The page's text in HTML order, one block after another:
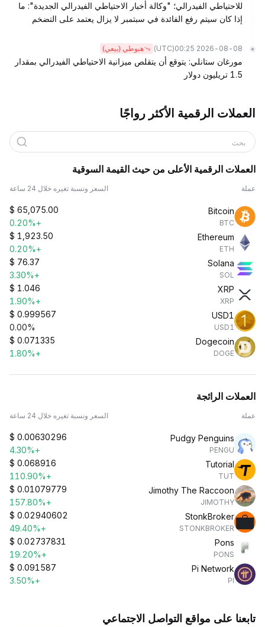
للاحتياطي الفيدرالي؛ "وكالة أخبار الاحتياطي الفيدرالي الجديدة": ما
إذا كان سيتم رفع الفائدة في سبتمبر لا يزال يعتمد على التضخم
2026-08-08 00:25
(UTC) هبوطي (بيعي)
مورغان ستانلي: يتوقع أن يتقلص ميزانية الاحتياطي الفيدرالي بمقدار
1.5 تريليون دولار
العملات الرقمية الأكثر رواجًا
بحث
العملات الرقمية الأعلى من حيث القيمة السوقية
عملة السعر ونسبة تغيره خلال 24 ساعة
Bitcoin
BTC
$ 65,075.00
+0.20%
Ethereum
ETH
$ 1,923.50
+0.20%
Solana
SOL
$ 76.37
+3.30%
XRP
XRP
$ 1.046
+1.90%
USD1
USD1
$ 0.999567
0.00%
Dogecoin
DOGE
$ 0.071335
+1.80%
العملات الرائجة
عملة السعر ونسبة تغيره خلال 24 ساعة
Pudgy Penguins
PENGU
$ 0.00630296
+4.30%
Tutorial
TUT
$ 0.068916
+110.90%
Jimothy The Raccoon
JIMOTHY
$ 0.01079779
+157.80%
StonkBroker
STONKBROKER
$ 0.02940602
+49.40%
Pons
PONS
$ 0.02737831
+19.20%
Pi Network
PI
$ 0.091587
+3.50%
تابعنا على مواقع التواصل الاجتماعي